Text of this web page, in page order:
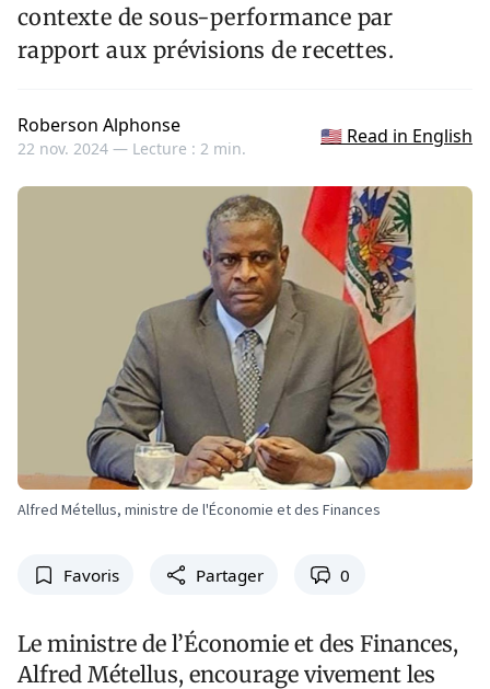
contexte de sous-performance par
rapport aux prévisions de recettes.
Roberson Alphonse
22 nov. 2024 — Lecture : 2 min.
🇺🇸 Read in English
Alfred Métellus, ministre de l'Économie et des Finances
Favoris Partager 0
Le ministre de l’Économie et des Finances,
Alfred Métellus, encourage vivement les